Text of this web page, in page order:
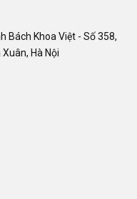
Bách Khoa Việt - Số 358,
Hà Nội